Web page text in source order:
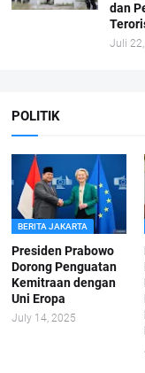
dan
Juli
POLITIK
BERITA JAKARTA
Presiden Prabowo
Dorong Penguatan
Kemitraan dengan
Uni Eropa
July 14, 2025